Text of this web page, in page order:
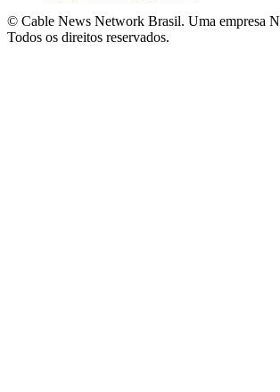
© Cable News Network Brasil. Uma empresa
Todos os direitos reservados.